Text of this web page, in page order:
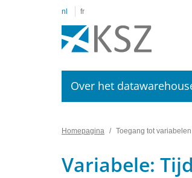
nl fr
Over het
Homepagina Toegang tot variabelen
Variabele: